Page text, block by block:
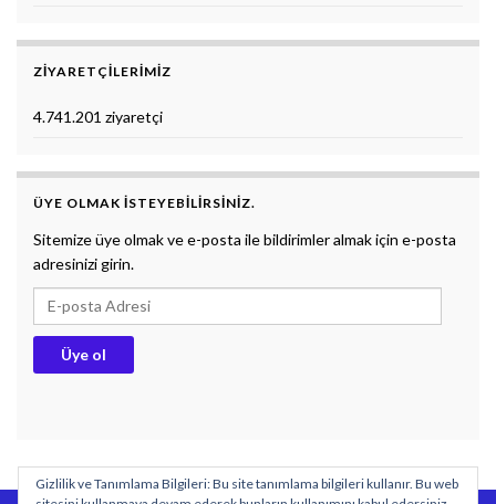
ZIYARETÇILERIMIZ
4.741.201 ziyaretçi
ÜYE OLMAK ISTEYEBILIRSINIZ.
Sitemize üye olmak ve e-posta ile bildirimler almak için e-posta
adresinizi girin.
E-posta Adresi
Üye ol
Gizlilik ve Tanımlama Bilgileri: Bu site tanımlama bilgileri kullanır. Bu web